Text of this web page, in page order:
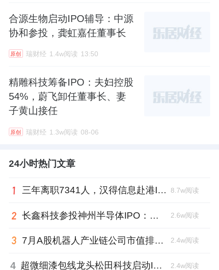
合源生物启动IPO辅导：中源
协和参投，龚虹嘉任董事长
原创 瑞财经 1.4w阅读 13:50
精雕科技筹备IPO：夫妇控股
54%，蔚飞卸任董事长、妻
子黄山接任
原创 瑞财经 1.3w阅读 08-06
24小时热门文章
三年离职7341人，汉得信息赴港IPO前欠缴社保1.55亿元 8.7w阅读
长鑫科技参投神州半导体IPO：朱培文、陈觉晓变现2.6亿，董秘和保荐人有旧 2.6w阅读
7月A股机器人产业链公司市值排行：大族激光跌去四成，奥比中光跻身前三 2.4w阅读
4 超微细漆包线龙头松田科技启动IPO：东方证券辅导，君联资本加持 2.4w阅读